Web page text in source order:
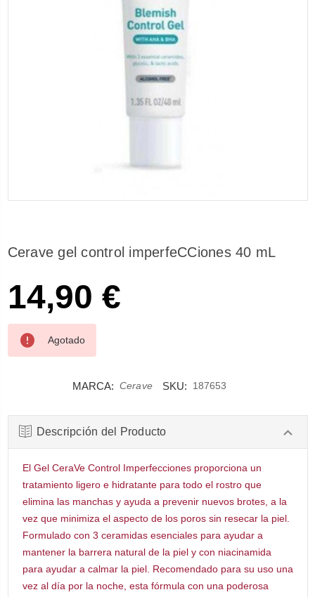
Cerave gel control imperfeCCiones 40 mL
14,90 €
Agotado
MARCA: Cerave SKU: 187653
Descripción del Producto
El Gel CeraVe Control Imperfecciones proporciona un
tratamiento ligero e hidratante para todo el rostro que
elimina las manchas y ayuda a prevenir nuevos brotes, a la
vez que minimiza el aspecto de los poros sin resecar la piel.
Formulado con 3 ceramidas esenciales para ayudar a
mantener la barrera natural de la piel y con niacinamida
para ayudar a calmar la piel. Recomendado para su uso una
vez al día por la noche, esta fórmula con una poderosa